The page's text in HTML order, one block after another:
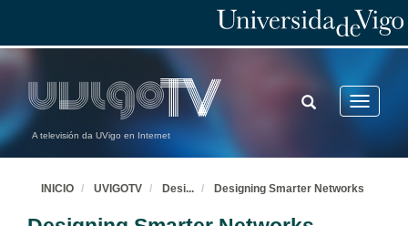
A televisión da UVigo en Internet
Toggle
TOGGLE
SEARCH
INICIO UVIGOTV Desi... Designing Smarter Networks